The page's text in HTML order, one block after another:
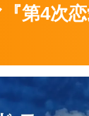
第4次